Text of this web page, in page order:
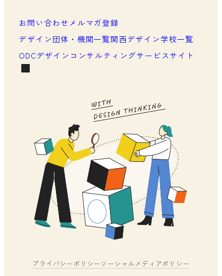
お問い合わせメルマガ登録
デザイン団体・機関一覧関西デザイン学校一覧
ODCデザインコンサルティングサービスサイト
プライバシーポリシー ソーシャルメディアポリシー